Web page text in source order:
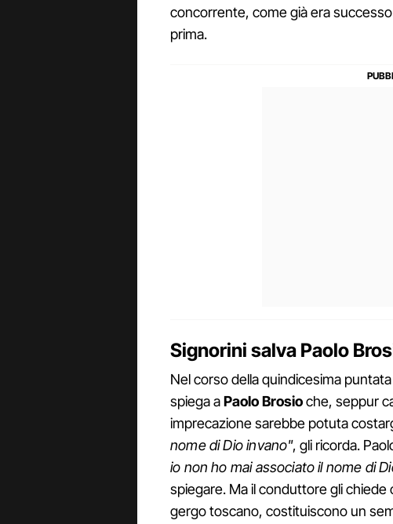
concorrente, come già era
prima.
Signorini salva Paolo
Nel corso della quindicesima
spiega aPaolo Brosioche, seppur
imprecazione sarebbe potuta
nome di Dio invano", gli ricorda.
io non ho mai associato il nome di
spiegare. Ma il conduttore gli
gergo toscano, costituiscono un